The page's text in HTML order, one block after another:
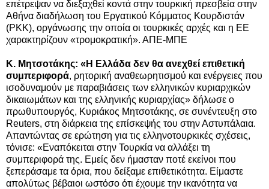
επέτρεψαν να διεξαχθεί κοντά στην τουρκική πρεσβεία στην
Αθήνα διαδήλωση του Εργατικού Κόμματος Κουρδιστάν
(PKK), οργάνωσης την οποία οι τουρκικές αρχές και η ΕΕ
χαρακτηρίζουν «τρομοκρατική». ΑΠΕ-ΜΠΕ
Κ. Μητσοτάκης: «H Ελλάδα δεν θα ανεχθεί επιθετική
συμπεριφορά, ρητορική αναθεωρητισμού και ενέργειες που
ισοδυναμούν με παραβιάσεις των ελληνικών κυριαρχικών
δικαιωμάτων και της ελληνικής κυριαρχίας» δήλωσε ο
πρωθυπουργός, Κυριάκος Μητσοτάκης, σε συνέντευξη στο
Reuters, στη διάρκεια της επίσκεψής του στην Αστυπάλαια.
Απαντώντας σε ερώτηση για τις ελληνοτουρκικές σχέσεις,
τόνισε: «Εναπόκειται στην Τουρκία να αλλάξει τη
συμπεριφορά της. Εμείς δεν ήμασταν ποτέ εκείνοι που
ξεπεράσαμε τα όρια, που δείξαμε επιθετικότητα. Είμαστε
απολύτως βέβαιοι ωστόσο ότι έχουμε την ικανότητα να